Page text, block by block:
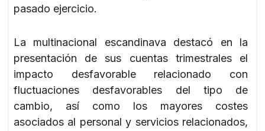
pasado ejercicio.
La multinacional escandinava destacó en la
presentación de sus cuentas trimestrales el
impacto desfavorable relacionado con
fluctuaciones desfavorables del tipo de
cambio, así como los mayores costes
asociados al personal y servicios relacionados,